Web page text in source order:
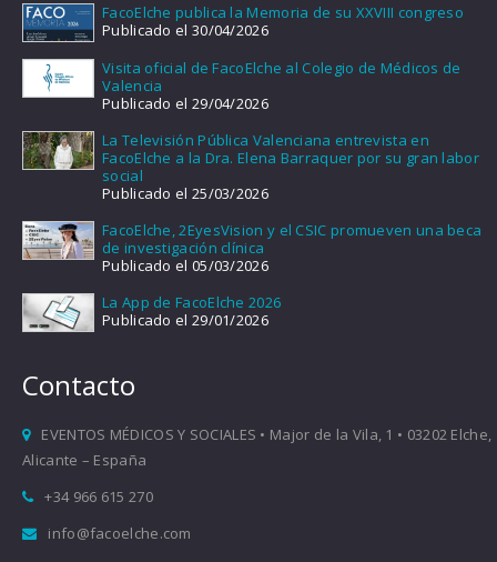
FacoElche publica la Memoria de su XXVIII congreso
Publicado el 30/04/2026
Visita oficial de FacoElche al Colegio de Médicos de
Valencia
Publicado el 29/04/2026
La Televisión Pública Valenciana entrevista en
FacoElche a la Dra. Elena Barraquer por su gran labor
social
Publicado el 25/03/2026
FacoElche, 2EyesVision y el CSIC promueven una beca
de investigación clínica
Publicado el 05/03/2026
La App de FacoElche 2026
Publicado el 29/01/2026
Contacto
EVENTOS MÉDICOS Y SOCIALES • Major de la Vila, 1 • 03202 Elche,
Alicante – España
+34 966 615 270
info@facoelche.com